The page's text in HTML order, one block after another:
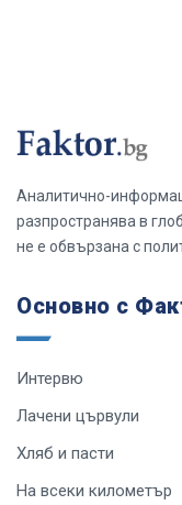
Аналитично-
разпространява в
не е обвързана с
Основно с
Интервю
Лачени цървули
Хляб и пасти
На всеки километър